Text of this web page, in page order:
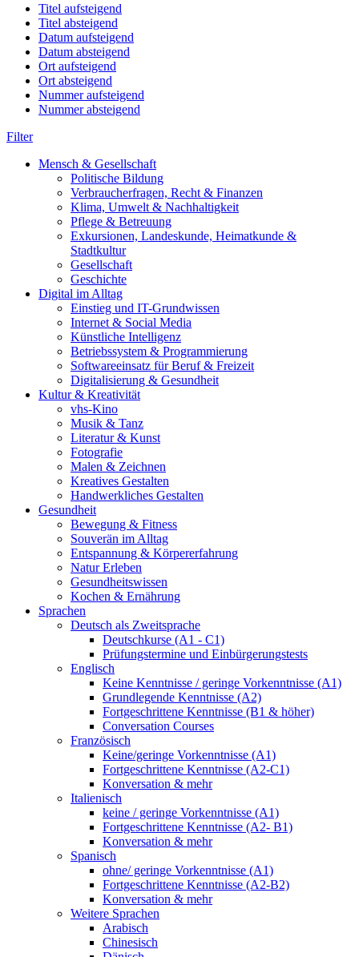
Titel aufsteigend
Titel absteigend
Datum aufsteigend
Datum absteigend
Ort aufsteigend
Ort absteigend
Nummer aufsteigend
Nummer absteigend
Filter
Mensch & Gesellschaft
Politische Bildung
Verbraucherfragen, Recht & Finanzen
Klima, Umwelt & Nachhaltigkeit
Pflege & Betreuung
Exkursionen, Landeskunde, Heimatkunde &
Stadtkultur
Gesellschaft
Geschichte
Digital im Alltag
Einstieg und IT-Grundwissen
Internet & Social Media
Künstliche Intelligenz
Betriebssystem & Programmierung
Softwareeinsatz für Beruf & Freizeit
Digitalisierung & Gesundheit
Kultur & Kreativität
vhs-Kino
Musik & Tanz
Literatur & Kunst
Fotografie
Malen & Zeichnen
Kreatives Gestalten
Handwerkliches Gestalten
Gesundheit
Bewegung & Fitness
Souverän im Alltag
Entspannung & Körpererfahrung
Natur Erleben
Gesundheitswissen
Kochen & Ernährung
Sprachen
Deutsch als Zweitsprache
Deutschkurse (A1 - C1)
Prüfungstermine und Einbürgerungstests
Englisch
Keine Kenntnisse / geringe Vorkenntnisse (A1)
Grundlegende Kenntnisse (A2)
Fortgeschrittene Kenntnisse (B1 & höher)
Conversation Courses
Französisch
Keine/geringe Vorkenntnisse (A1)
Fortgeschrittene Kenntnisse (A2-C1)
Konversation & mehr
Italienisch
keine / geringe Vorkenntnisse (A1)
Fortgeschrittene Kenntnisse (A2- B1)
Konversation & mehr
Spanisch
ohne/ geringe Vorkenntnisse (A1)
Fortgeschrittene Kenntnisse (A2-B2)
Konversation & mehr
Weitere Sprachen
Arabisch
Chinesisch